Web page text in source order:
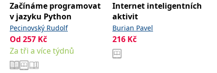
Začínáme programovat
v jazyku Python
Pecinovský Rudolf
Od 257 Kč
Za tři a více týdnů
Internet inteligentních
aktivit
Burian Pavel
216 Kč